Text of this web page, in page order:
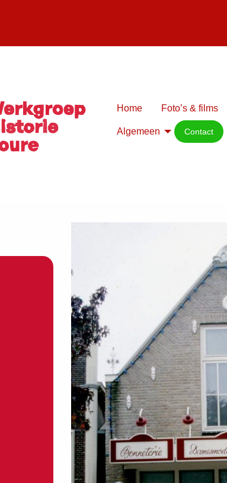
Home Foto’s & films
Algemeen Contact